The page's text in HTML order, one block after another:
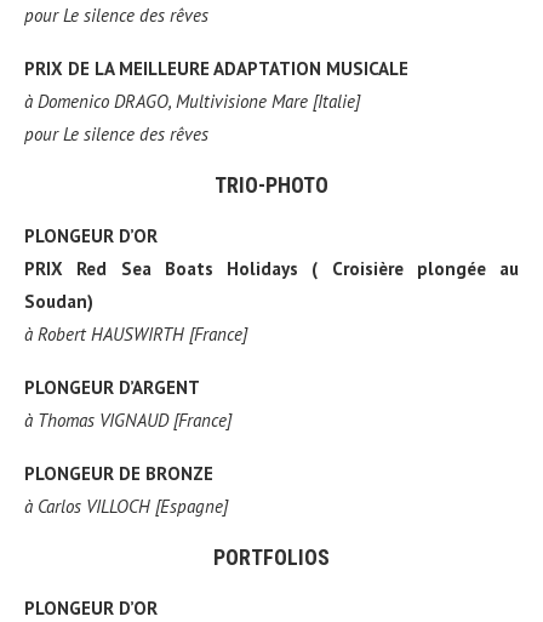
pour Le silence des rêves
PRIX DE LA MEILLEURE ADAPTATION MUSICALE
à Domenico DRAGO, Multivisione Mare [Italie]
pour Le silence des rêves
TRIO-PHOTO
PLONGEUR D’OR
PRIX Red Sea Boats Holidays ( Croisière plongée au
Soudan)
à Robert HAUSWIRTH [France]
PLONGEUR D’ARGENT
à Thomas VIGNAUD [France]
PLONGEUR DE BRONZE
à Carlos VILLOCH [Espagne]
PORTFOLIOS
PLONGEUR D’OR